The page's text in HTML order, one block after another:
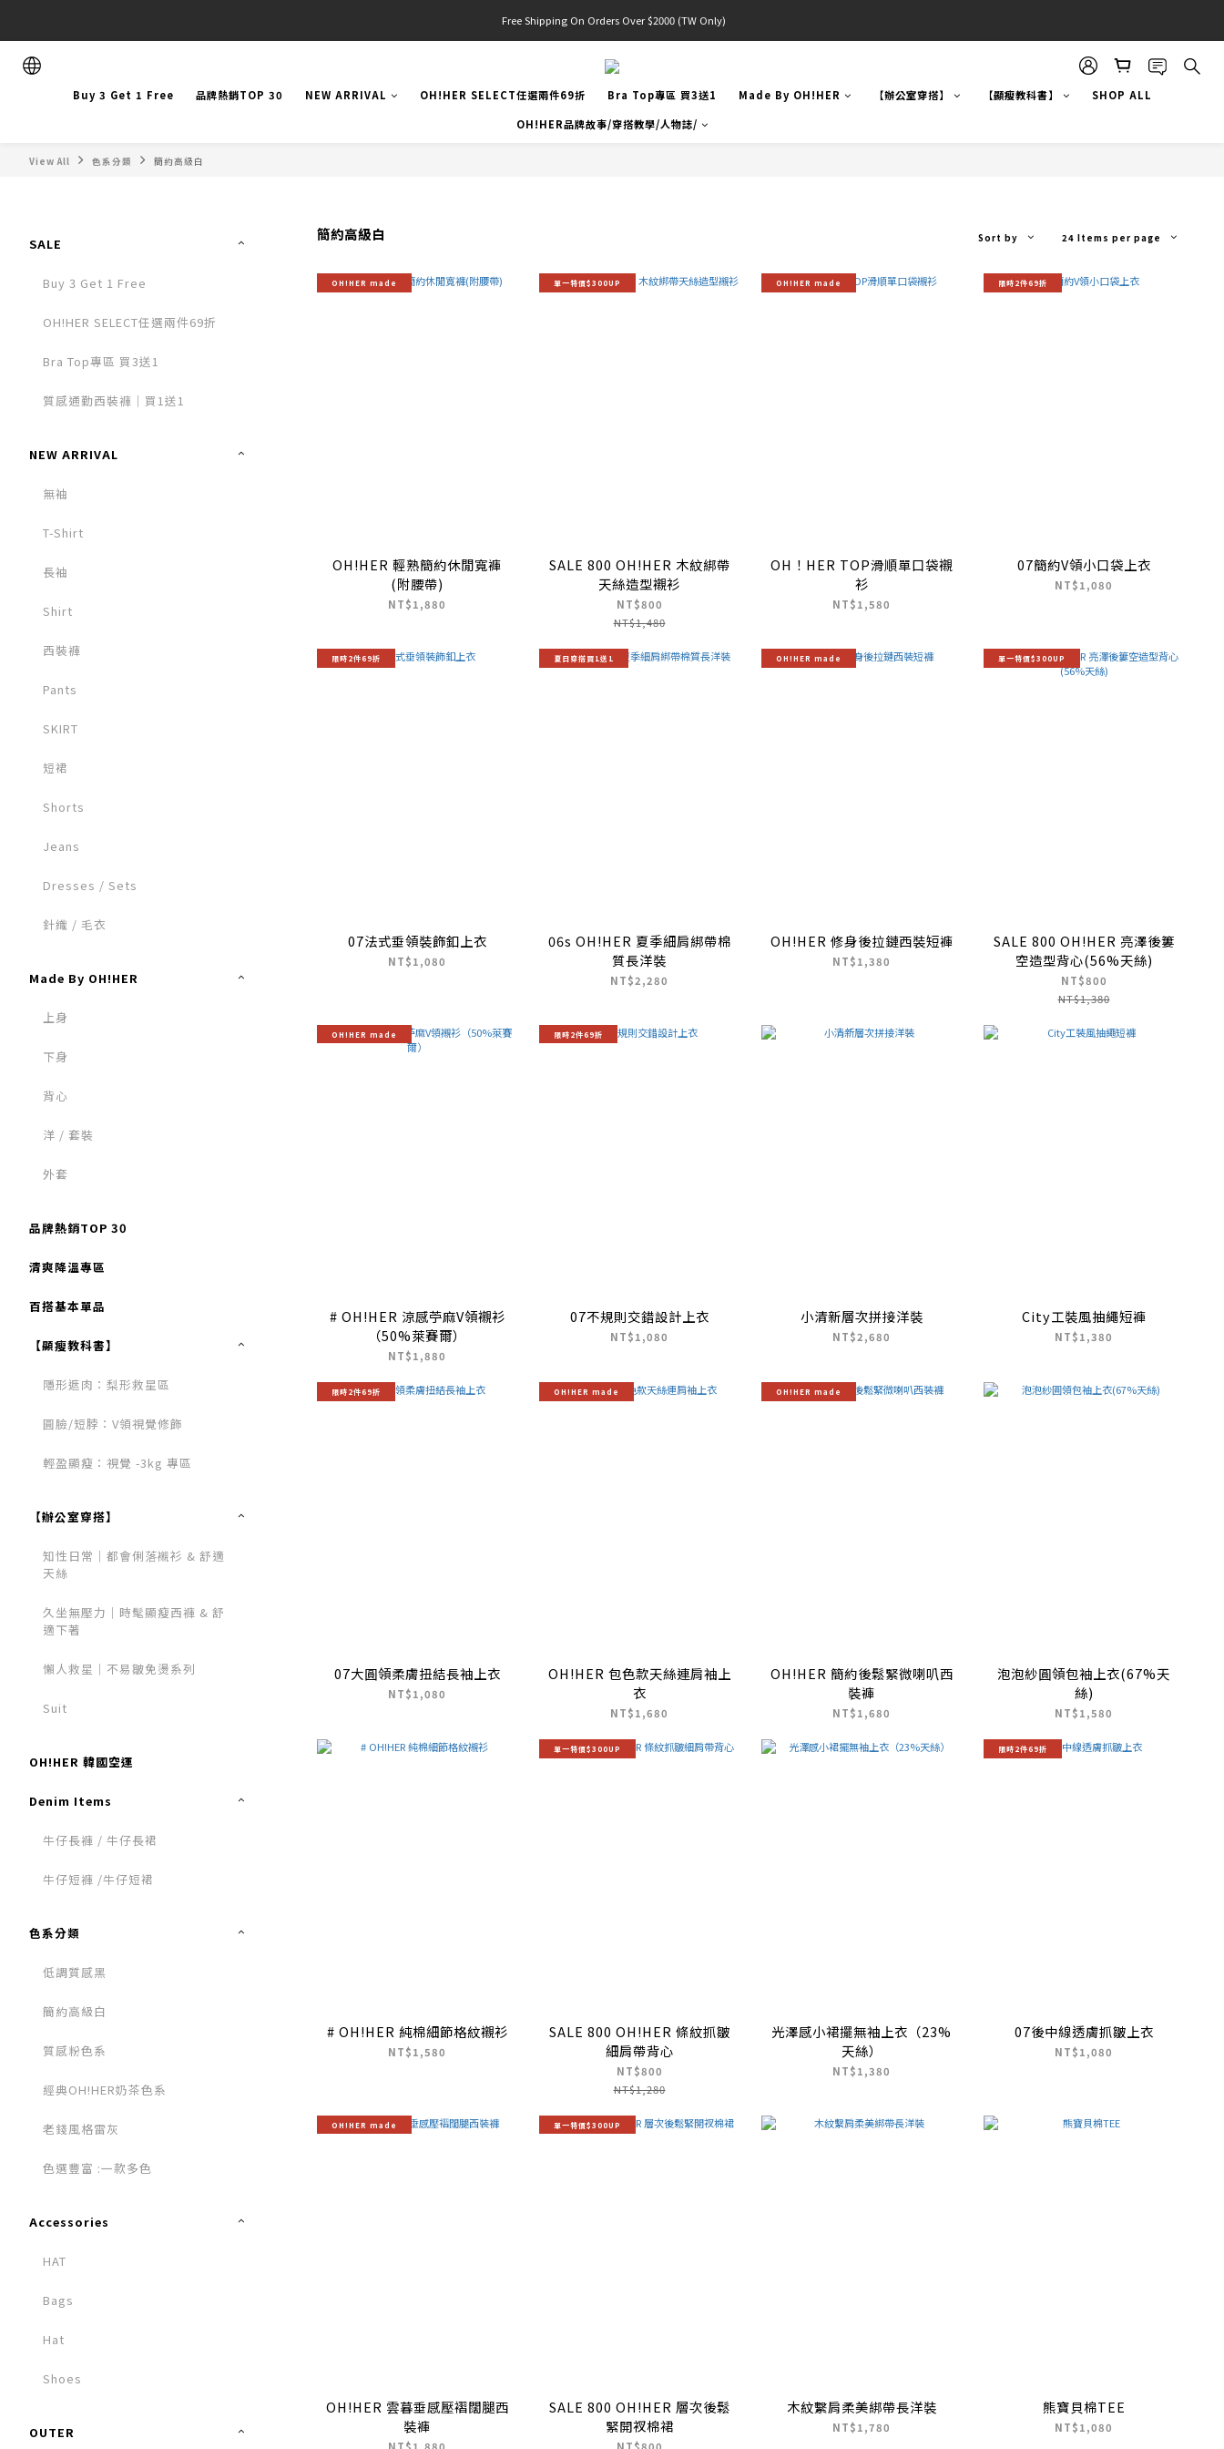
官網限定! 滿千免運(僅限台灣本島)
Free Shipping On Orders Over $2000 (TW Only)
官網限定! 滿千免運(僅限台灣本島)
Buy 3 Get 1 Free 品牌熱銷TOP 30 NEW ARRIVAL OH!HER SELECT任選兩件69折 Bra Top專區 買3送1 Made By OH!HER 【辦公室穿搭】 【顯瘦教科書】
SHOP ALL
OH!HER品牌故事/穿搭教學/人物誌/
View All 色系分類 簡約高級白
SALE
Buy 3 Get 1 Free
OH!HER SELECT任選兩件69折
Bra Top專區 買3送1
質感通勤西裝褲｜買1送1
NEW ARRIVAL
無袖
T-Shirt
長袖
Shirt
西裝褲
Pants
SKIRT
短裙
Shorts
Jeans
Dresses / Sets
針織 / 毛衣
Made By OH!HER
上身
下身
背心
洋 / 套裝
外套
品牌熱銷TOP 30
清爽降溫專區
百搭基本單品
【顯瘦教科書】
隱形遮肉：梨形救星區
圓臉/短脖：V領視覺修飾
輕盈顯瘦：視覺 -3kg 專區
【辦公室穿搭】
知性日常｜都會俐落襯衫 & 舒適
天絲
久坐無壓力｜時髦顯瘦西褲 & 舒
適下著
懶人救星｜不易皺免燙系列
Suit
OH!HER 韓國空運
Denim Items
牛仔長褲 / 牛仔長裙
牛仔短褲 /牛仔短裙
色系分類
低調質感黑
簡約高級白
質感粉色系
經典OH!HER奶茶色系
老錢風格雷灰
色選豐富 :一款多色
Accessories
HAT
Bags
Hat
Shoes
OUTER
簡約高級白 Sort by 24 Items per page
OH!HER made
OH!HER 輕熟簡約休閒寬褲
(附腰帶)
NT$1,880
單一特價$300UP
SALE 800 OH!HER 木紋綁帶
天絲造型襯衫
NT$800
NT$1,480
OH!HER made
OH！HER TOP滑順單口袋襯
衫
NT$1,580
限時2件69折
07簡約V領小口袋上衣
NT$1,080
限時2件69折
07法式垂領裝飾釦上衣
NT$1,080
夏日穿搭買1送1
06s OH!HER 夏季細肩綁帶棉
質長洋裝
NT$2,280
OH!HER made
OH!HER 修身後拉鏈西裝短褲
NT$1,380
單一特價$300UP
SALE 800 OH!HER 亮澤後簍
空造型背心(56%天絲)
NT$800
NT$1,380
OH!HER made
# OH!HER 涼感苧麻V領襯衫
（50%萊賽爾）
NT$1,880
限時2件69折
07不規則交錯設計上衣
NT$1,080
小清新層次拼接洋裝
NT$2,680
City工裝風抽繩短褲
NT$1,380
限時2件69折
07大圓領柔膚扭結長袖上衣
NT$1,080
OH!HER made
OH!HER 包色款天絲連肩袖上
衣
NT$1,680
OH!HER made
OH!HER 簡約後鬆緊微喇叭西
裝褲
NT$1,680
泡泡紗圓領包袖上衣(67%天
絲)
NT$1,580
# OH!HER 純棉細節格紋襯衫
NT$1,580
單一特價$300UP
SALE 800 OH!HER 條紋抓皺
細肩帶背心
NT$800
NT$1,280
光澤感小裙擺無袖上衣（23%
天絲）
NT$1,380
限時2件69折
07後中線透膚抓皺上衣
NT$1,080
OH!HER made
OH!HER 雲暮垂感壓褶闊腿西
裝褲
單一特價$300UP
SALE 800 OH!HER 層次後鬆
緊開衩棉裙
木紋繫肩柔美綁帶長洋裝
NT$1,780
熊寶貝棉TEE
NT$1,080